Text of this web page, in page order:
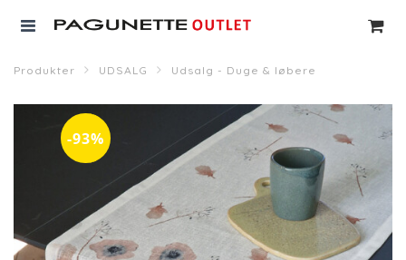
Produkter UDSALG Udsalg - Duge & løbere
-93%